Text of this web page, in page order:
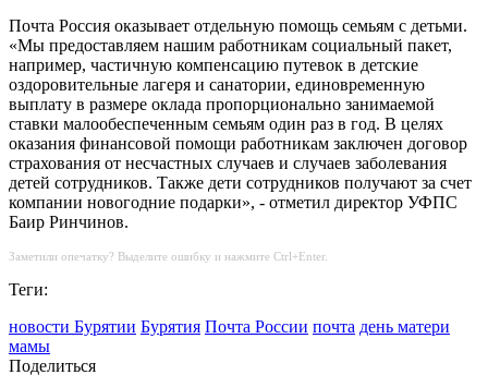
Почта Россия оказывает отдельную помощь семьям с детьми.
«Мы предоставляем нашим работникам социальный пакет,
например, частичную компенсацию путевок в детские
оздоровительные лагеря и санатории, единовременную
выплату в размере оклада пропорционально занимаемой
ставки малообеспеченным семьям один раз в год. В целях
оказания финансовой помощи работникам заключен договор
страхования от несчастных случаев и случаев заболевания
детей сотрудников. Также дети сотрудников получают за счет
компании новогодние подарки», - отметил директор УФПС
Баир Ринчинов.
Заметили опечатку? Выделите ошибку и нажмите Ctrl+Enter.
Теги:
новости Бурятии Бурятия Почта России почта день матери
мамы
Поделиться